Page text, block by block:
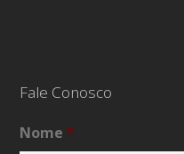
Fale Conosco
Nome *